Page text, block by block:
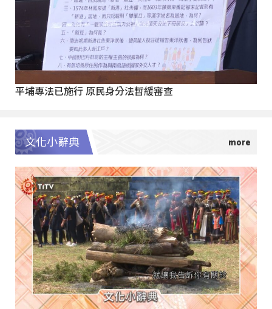
平埔專法已施行 原民身分法暫緩審查
文化小辭典